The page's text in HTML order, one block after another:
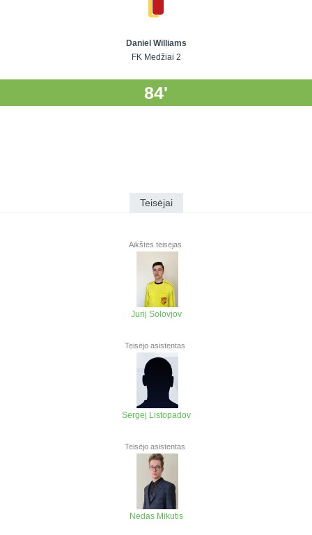
Daniel Williams
FK Medžiai 2
84'
Teisėjai
Aikštės teisėjas
Jurij Solovjov
Teisėjo asistentas
Sergej Listopadov
Teisėjo asistentas
Nedas Mikutis